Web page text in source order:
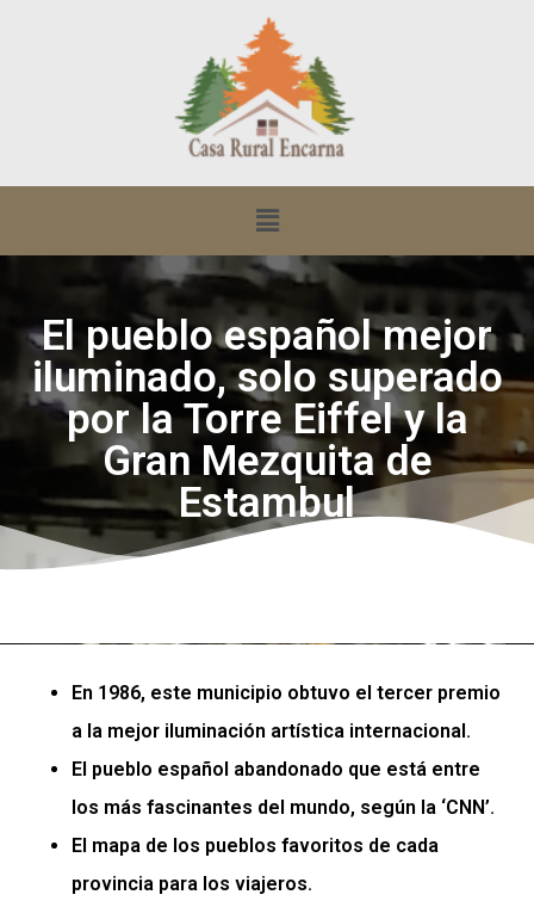
El pueblo español mejor
iluminado, solo superado
por la Torre Eiffel y la
Gran Mezquita de
Estambul
En 1986, este municipio obtuvo el tercer premio
a la mejor iluminación artística internacional.
El pueblo español abandonado que está entre
los más fascinantes del mundo, según la ‘CNN’.
El mapa de los pueblos favoritos de cada
provincia para los viajeros.